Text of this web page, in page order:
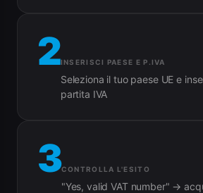
2INSERISCI PAESE E P.IVA
Seleziona il tuo paese UE e
partita IVA
3CONTROLLA L'ESITO
"Yes, valid VAT number" →